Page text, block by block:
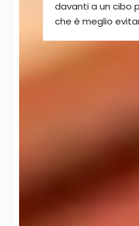
davanti a un cibo
che è meglio